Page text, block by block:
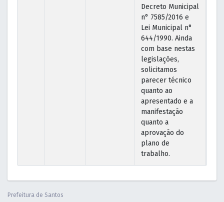
Decreto Municipal
n° 7585/2016 e
Lei Municipal n°
644/1990. Ainda
com base nestas
legislações,
solicitamos
parecer técnico
quanto ao
apresentado e a
manifestação
quanto a
aprovação do
plano de
trabalho.
Prefeitura de Santos